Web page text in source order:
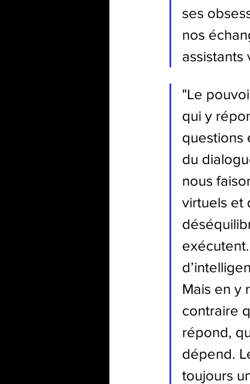
ses
nos
assistants
"Le
qui y
questions
du
nous
virtuels et
Mais en y
contraire
répond,
dépend.
toujours